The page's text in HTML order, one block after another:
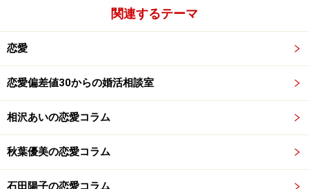
関連するテーマ
恋愛
恋愛偏差値30からの婚活相談室
相沢あいの恋愛コラム
秋葉優美の恋愛コラム
石田陽子の恋愛コラム